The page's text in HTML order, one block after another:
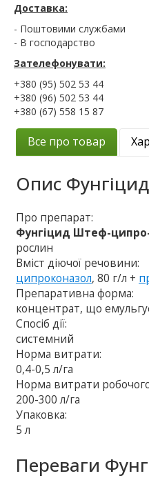
Доставка:
- Поштовими службами
- В господарство
Зателефонувати:
+380 (95) 502 53 44
+380 (96) 502 53 44
+380 (67) 558 15 87
Все про товар
Опис
Про препарат:
Фунгіцид Штеф-
рослин
Вміст діючої речовини:
ципроконазол, 80 г/л +
Препаративна форма:
концентрат, що
Спосіб дії:
системний
Норма витрати:
0,4-0,5 л/га
Норма витрати
200-300 л/га
Упаковка:
5 л
Переваги